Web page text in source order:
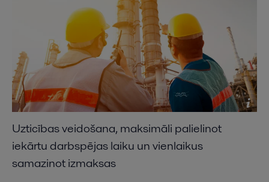
Uzticības veidošana, maksimāli palielinot
iekārtu darbspējas laiku un vienlaikus
samazinot izmaksas